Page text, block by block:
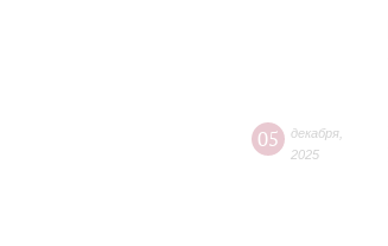
05 декабря
2025